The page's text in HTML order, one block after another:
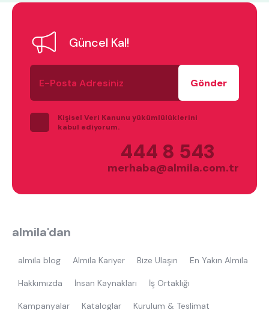
tek kişilik yatak
toddler yatak
çocuk odası
oyuncu sandalyesi
Güncel Kal!
E-
Posta
Adresiniz
Kişisel Veri Kanunu yükümlülüklerini
kabul ediyorum.
444 8 543
merhaba@almila.com.tr
almila'dan
almila blog Almila Kariyer Bize Ulaşın En Yakın Almila
Hakkımızda İnsan Kaynakları İş Ortaklığı
Kampanyalar Kataloglar Kurulum & Teslimat